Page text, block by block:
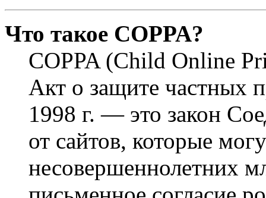
Что такое COPPA?
COPPA (Child Online
Акт о защите частных
1998 г. — это закон
от сайтов, которые
несовершеннолетних